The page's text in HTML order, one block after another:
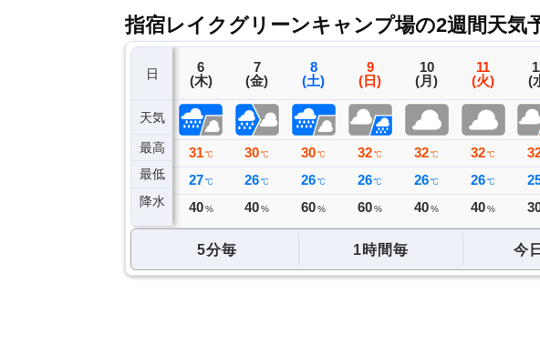
指宿レイクグリーンキャンプ場の2週間天気
日
天気
最高
最低
降水
5
(水)
33℃
27℃
ミリ
6
(木)
31 ℃
27 ℃
40 %
7
(金)
30 ℃
26 ℃
40 %
8
(土)
30 ℃
26 ℃
60 %
9
(日)
32 ℃
26 ℃
60 %
10
(月)
32℃
26℃
40%
11
(火)
32℃
26℃
40%
(
5分毎 1時間毎 今